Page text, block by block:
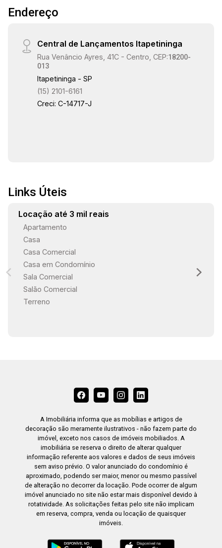
com ponto de ônibus e diversos comércios e
serviços próximos. Não perca esta
potencial em uma localização privilegiada!`
Endereço
Central de Lançamentos Itapetininga
Rua Venâncio Ayres, 41C - Centro, CEP:18200-
013
Itapetininga - SP
(15) 2101-6161
Creci: C-14717-J
Links Úteis
Locação até 3 mil reais
Apartamento
Casa
Casa Comercial
Casa em Condomínio
Sala Comercial
Salão Comercial
Terreno
A Imobiliária informa que as mobílias e artigos de
decoração são meramente ilustrativos - não fazem parte do
imóvel, exceto nos casos de imóveis mobiliados. A
imobiliária se reserva o direito de alterar qualquer
informação referente aos valores e dados de seus imóveis
sem aviso prévio. O valor anunciado do condomínio é
aproximado, podendo ser maior, menor ou mesmo passível
de alteração no decorrer da locação. Pode ocorrer de algum
imóvel anunciado no site não estar mais disponível devido à
rotatividade. As solicitações feitas pelo site não implicam
em reserva, compra, venda ou locação de quaisquer
imóveis.